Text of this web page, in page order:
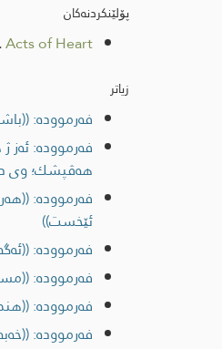
پۆلێنکردنەکان
.Acts of Heart
زیاتر
فەرموودە:
فەرموودە:
هه‌ڤپشك؛ وی
فەرموودە:
ئێخست))
فەرموودە:
فەرموودە:
فەرموودە:
فەرموودە: